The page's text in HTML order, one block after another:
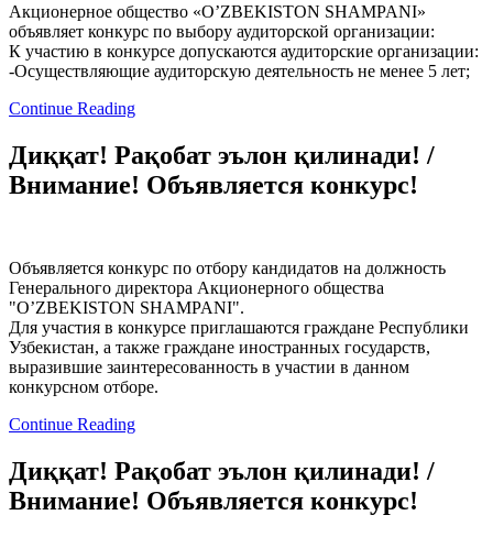
Акционерное общество «O’ZBEKISTON SHAMPANI»
объявляет конкурс по выбору аудиторской организации:
К участию в конкурсе допускаются аудиторские организации:
-Осуществляющие аудиторскую деятельность не менее 5 лет;
Continue Reading
Диққат! Рақобат эълон қилинади! /
Внимание! Объявляется конкурс!
Объявляется конкурс по отбору кандидатов на должность
Генерального директора Акционерного общества
"O’ZBEKISTON SHAMPANI".
Для участия в конкурсе приглашаются граждане Республики
Узбекистан, а также граждане иностранных государств,
выразившие заинтересованность в участии в данном
конкурсном отборе.
Continue Reading
Диққат! Рақобат эълон қилинади! /
Внимание! Объявляется конкурс!